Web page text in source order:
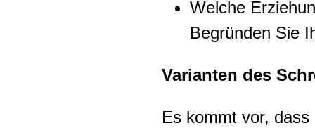
Welche
Begründen Sie
Varianten des
Es kommt vor,